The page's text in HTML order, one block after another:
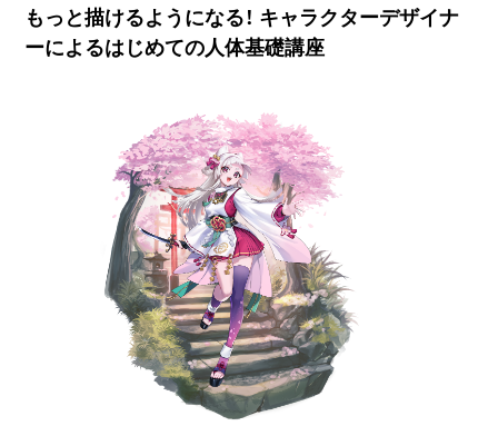
もっと描けるようになる！ キャラクターデザイナ
ーによるはじめての人体基礎講座